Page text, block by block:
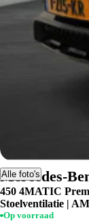
Alle foto's
Mercedes-
450 4MATIC
Stoelventilatie |
Op voorraad